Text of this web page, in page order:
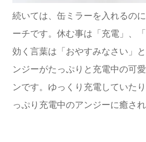
続いては、缶ミラーを入れるの
ーチです。休む事は「充電」、
効く言葉は「おやすみなさい」
ンジーがたっぷりと充電中の可
ンです。ゆっくり充電していた
っぷり充電中のアンジーに癒され